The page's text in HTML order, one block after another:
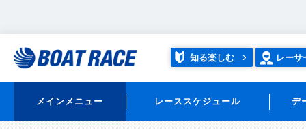
知る楽しむ レーサ
メインメニュー レーススケジュール デ